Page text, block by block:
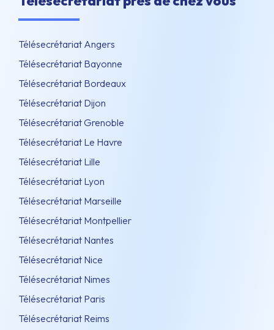
Télésecrétariat Angers
Télésecrétariat Bayonne
Télésecrétariat Bordeaux
Télésecrétariat Dijon
Télésecrétariat Grenoble
Télésecrétariat Le Havre
Télésecrétariat Lille
Télésecrétariat Lyon
Télésecrétariat Marseille
Télésecrétariat Montpellier
Télésecrétariat Nantes
Télésecrétariat Nice
Télésecrétariat Nimes
Télésecrétariat Paris
Télésecrétariat Reims